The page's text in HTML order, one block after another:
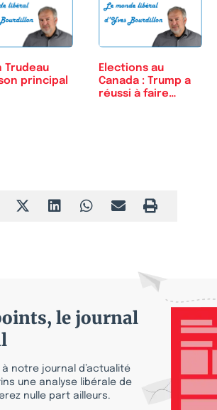
Trudeau
principal
Elections au
Canada : Trump a
réussi à faire
le journal
notre journal d’actualité
une analyse libérale de
nulle part ailleurs.